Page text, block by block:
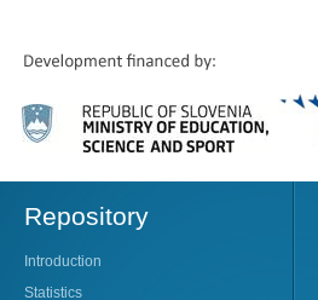
Repository
Introduction
Statistics